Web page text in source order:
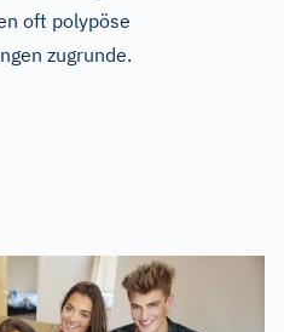
oft polypöse
zugrunde.